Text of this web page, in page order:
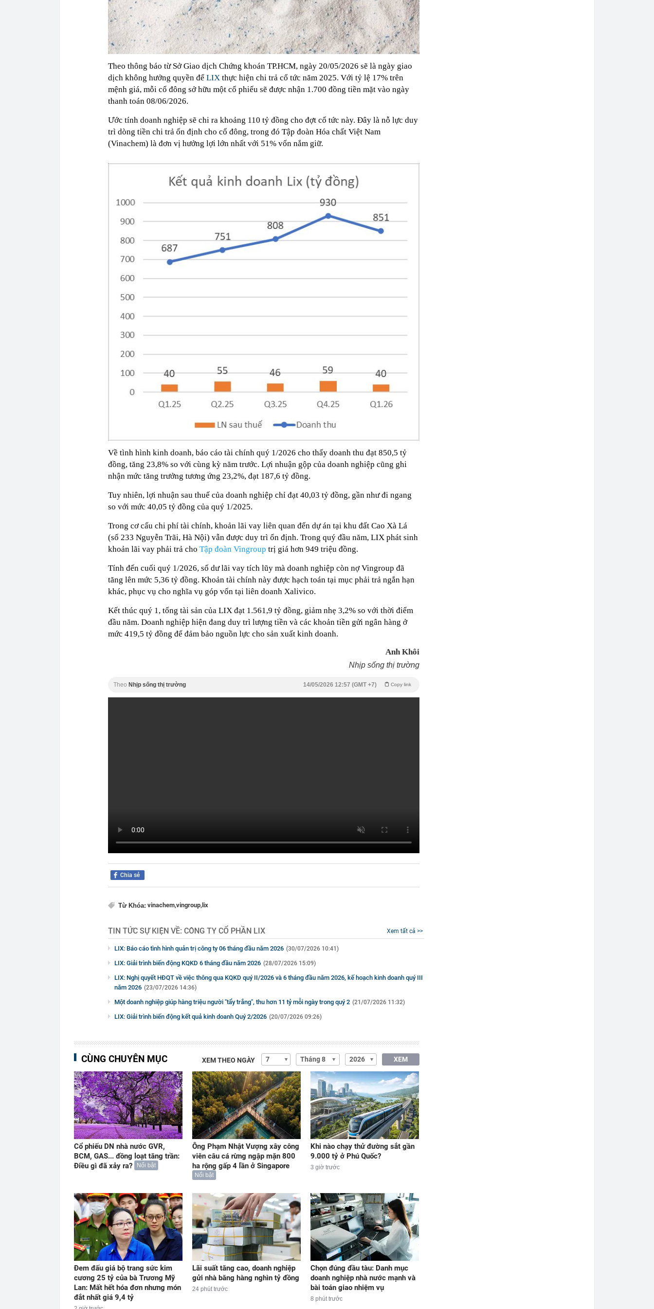
Theo thông báo từ Sở Giao dịch Chứng khoán TP.HCM, ngày 20/05/2026 sẽ là ngày giao
dịch không hưởng quyền để LIX thực hiện chi trả cổ tức năm 2025. Với tỷ lệ 17% trên
mệnh giá, mỗi cổ đông sở hữu một cổ phiếu sẽ được nhận 1.700 đồng tiền mặt vào ngày
thanh toán 08/06/2026.
Ước tính doanh nghiệp sẽ chi ra khoảng 110 tỷ đồng cho đợt cổ tức này. Đây là nỗ lực duy
trì dòng tiền chi trả ổn định cho cổ đông, trong đó Tập đoàn Hóa chất Việt Nam
(Vinachem) là đơn vị hưởng lợi lớn nhất với 51% vốn nắm giữ.
Về tình hình kinh doanh, báo cáo tài chính quý 1/2026 cho thấy doanh thu đạt 850,5 tỷ
đồng, tăng 23,8% so với cùng kỳ năm trước. Lợi nhuận gộp của doanh nghiệp cũng ghi
nhận mức tăng trưởng tương ứng 23,2%, đạt 187,6 tỷ đồng.
Tuy nhiên, lợi nhuận sau thuế của doanh nghiệp chỉ đạt 40,03 tỷ đồng, gần như đi ngang
so với mức 40,05 tỷ đồng của quý 1/2025.
Trong cơ cấu chi phí tài chính, khoản lãi vay liên quan đến dự án tại khu đất Cao Xà Lá
(số 233 Nguyễn Trãi, Hà Nội) vẫn được duy trì ổn định. Trong quý đầu năm, LIX phát sinh
khoản lãi vay phải trả cho Tập đoàn Vingroup trị giá hơn 949 triệu đồng.
Tính đến cuối quý 1/2026, số dư lãi vay tích lũy mà doanh nghiệp còn nợ Vingroup đã
tăng lên mức 5,36 tỷ đồng. Khoản tài chính này được hạch toán tại mục phải trả ngắn hạn
khác, phục vụ cho nghĩa vụ góp vốn tại liên doanh Xalivico.
Kết thúc quý 1, tổng tài sản của LIX đạt 1.561,9 tỷ đồng, giảm nhẹ 3,2% so với thời điểm
đầu năm. Doanh nghiệp hiện đang duy trì lượng tiền và các khoản tiền gửi ngân hàng ở
mức 419,5 tỷ đồng để đảm bảo nguồn lực cho sản xuất kinh doanh.
Anh Khôi
Nhịp sống thị trường
Theo Nhịp sống thị trường Copy link
14/05/2026 12:57 (GMT +7)
Chia sẻ
Từ Khóa: vinachem,vingroup,lix
TIN TỨC SỰ KIỆN VỀ: CÔNG TY CỔ PHẦN LIX Xem tất cả >>
LIX: Báo cáo tình hình quản trị công ty 06 tháng đầu năm 2026 (30/07/2026 10:41)
LIX: Giải trình biến động KQKD 6 tháng đầu năm 2026 (28/07/2026 15:09)
LIX: Nghị quyết HĐQT về việc thông qua KQKD quý II/2026 và 6 tháng đầu năm 2026, kế hoạch kinh doanh quý III
năm 2026 (23/07/2026 14:36)
Một doanh nghiệp giúp hàng triệu người "tẩy trắng", thu hơn 11 tỷ mỗi ngày trong quý 2 (21/07/2026 11:32)
LIX: Giải trình biến động kết quả kinh doanh Quý 2/2026 (20/07/2026 09:26)
CÙNG CHUYÊN MỤC XEM THEO NGÀY XEM
Cổ phiếu DN nhà nước GVR,
BCM, GAS... đồng loạt tăng trần:
Điều gì đã xảy ra?
Nổi bật
Ông Phạm Nhật Vượng xây công
viên câu cá rừng ngập mặn 800
ha rộng gấp 4 lần ở Singapore
Nổi bật
Khi nào chạy thử đường sắt gần
9.000 tỷ ở Phú Quốc?
3 giờ trước
Đem đấu giá bộ trang sức kim
cương 25 tỷ của bà Trương Mỹ
Lan: Mất hết hóa đơn nhưng món
đắt nhất giá 9,4 tỷ
Lãi suất tăng cao, doanh nghiệp
gửi nhà băng hàng nghìn tỷ đồng
24 phút trước
Chọn đúng đầu tàu: Danh mục
doanh nghiệp nhà nước mạnh và
bài toán giao nhiệm vụ
8 phút trước